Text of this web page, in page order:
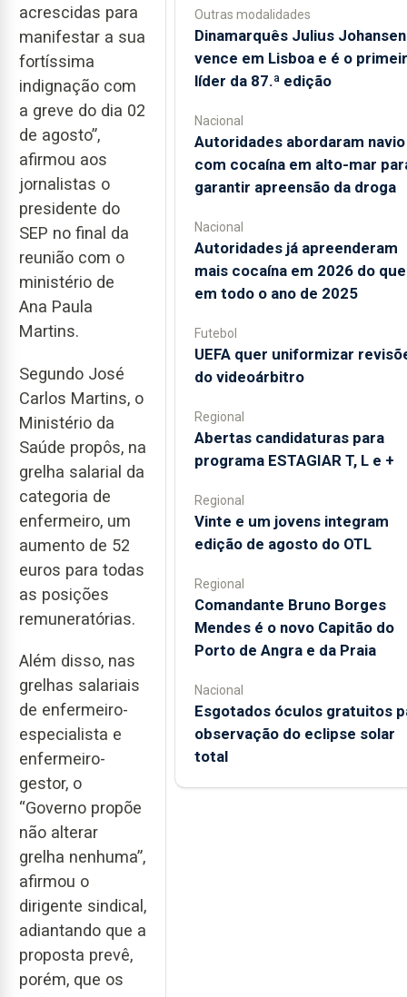
acrescidas para
manifestar a sua
fortíssima
indignação com
a greve do dia 02
de agosto”,
afirmou aos
jornalistas o
presidente do
SEP no final da
reunião com o
ministério de
Ana Paula
Martins.
Segundo José
Carlos Martins, o
Ministério da
Saúde propôs, na
grelha salarial da
categoria de
enfermeiro, um
aumento de 52
euros para todas
as posições
remuneratórias.
Além disso, nas
grelhas salariais
de enfermeiro-
especialista e
enfermeiro-
gestor, o
“Governo propõe
não alterar
grelha nenhuma”,
afirmou o
dirigente sindical,
adiantando que a
proposta prevê,
porém, que os
Outras modalidades
Dinamarquês Julius Johansen
vence em Lisboa e é o
líder da 87.ª edição
Nacional
Autoridades abordaram navio
com cocaína em alto-mar
garantir apreensão da droga
Nacional
Autoridades já apreenderam
mais cocaína em 2026 do que
em todo o ano de 2025
Futebol
UEFA quer uniformizar
do videoárbitro
Regional
Abertas candidaturas para
programa ESTAGIAR T, L e +
Regional
Vinte e um jovens integram
edição de agosto do OTL
Regional
Comandante Bruno Borges
Mendes é o novo Capitão do
Porto de Angra e da Praia
Nacional
Esgotados óculos gratuitos
observação do eclipse solar
total